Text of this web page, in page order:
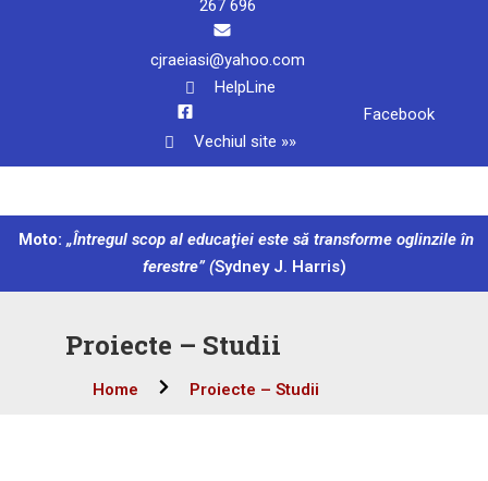
267 696
cjraeiasi@yahoo.com
HelpLine
Facebook
Vechiul site »»
Moto: „Întregul scop al educaţiei este să transforme oglinzile în
ferestre” (Sydney J. Harris)
Proiecte – Studii
Home Proiecte – Studii